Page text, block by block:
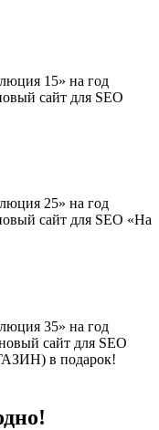
15» на год
сайт для SEO
25» на год
сайт для SEO «На
35» на год
сайт для SEO
в подарок!